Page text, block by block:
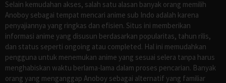
Selain kemudahan akses, salah satu alasan banyak orang memilih
Anoboy sebagai tempat mencari anime sub Indo adalah karena
penyajiannya yang ringkas dan efisien. Situs ini memberikan
informasi anime yang disusun berdasarkan popularitas, tahun rilis,
dan status seperti ongoing atau completed. Hal ini memudahkan
pengguna untuk menemukan anime yang sesuai selera tanpa harus
menghabiskan waktu berlama-lama dalam proses pencarian. Banyak
orang yang menganggap Anoboy sebagai alternatif yang familiar